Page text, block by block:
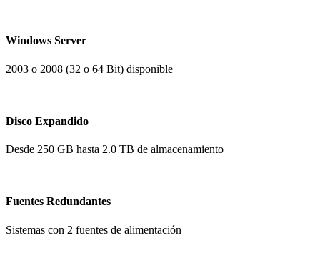
Windows Server
2003 o 2008 (32 o 64 Bit) disponible
Disco Expandido
Desde 250 GB hasta 2.0 TB de almacenamiento
Fuentes Redundantes
Sistemas con 2 fuentes de alimentación